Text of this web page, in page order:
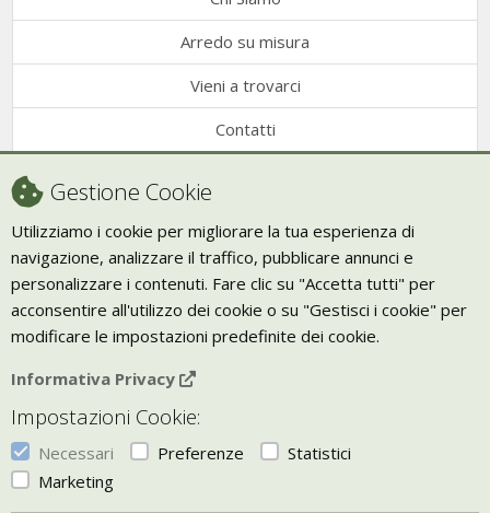
Arredo su misura
Vieni a trovarci
Contatti
Trasporto
Giornale Bio
Bio Arredamento
Vivere Zen è un marchio di Uketis srls
p.iva IT06473130828
Gestione Cookie
Utilizziamo i cookie per migliorare la tua esperienza di
navigazione, analizzare il traffico, pubblicare annunci e
personalizzare i contenuti. Fare clic su "Accetta tutti" per
acconsentire all'utilizzo dei cookie o su "Gestisci i cookie" per
modificare le impostazioni predefinite dei cookie.
Informativa Privacy
Impostazioni Cookie:
Necessari Preferenze
Statistici
Marketing